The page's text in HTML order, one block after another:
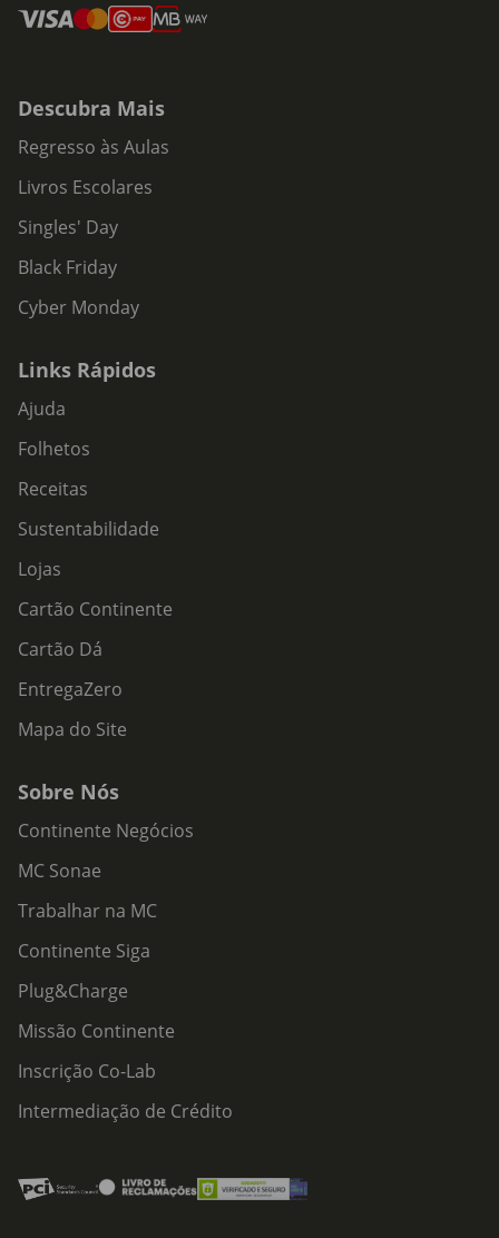
Descubra Mais
Regresso às Aulas
Livros Escolares
Singles' Day
Black Friday
Cyber Monday
Links Rápidos
Ajuda
Folhetos
Receitas
Sustentabilidade
Lojas
Cartão Continente
Cartão Dá
EntregaZero
Mapa do Site
Sobre Nós
Continente Negócios
MC Sonae
Trabalhar na MC
Continente Siga
Plug&Charge
Missão Continente
Inscrição Co-Lab
Intermediação de Crédito